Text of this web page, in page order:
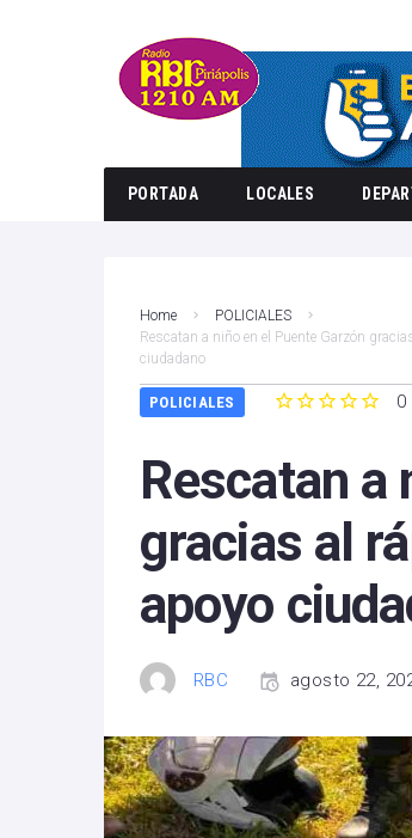
PORTADA LOCALES
Home
POLICIALES
Rescatan a niño en el Puente Garzón
ciudadano
POLICIALES 0
Rescatan a
gracias al
apoyo
RBC agosto 22,